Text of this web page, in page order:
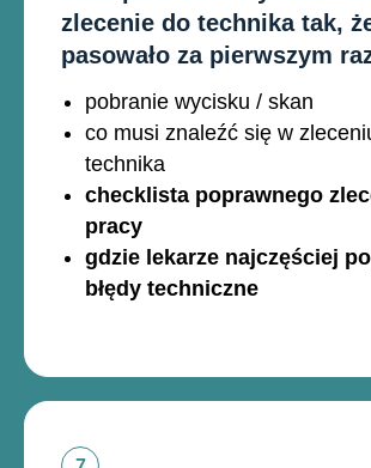
zlecenie do technika tak,
pasowało za pierwszym
pobranie wycisku / skan
co musi znaleźć się w
technika
checklista poprawnego
pracy
gdzie lekarze najczęściej
błędy techniczne